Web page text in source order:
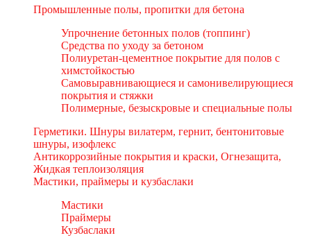
Промышленные полы, пропитки для бетона
Упрочнение бетонных полов (топпинг)
Средства по уходу за бетоном
Полиуретан-цементное покрытие для полов с
химстойкостью
Самовыравнивающиеся и самонивелирующиеся
покрытия и стяжки
Полимерные, безыскровые и специальные полы
Герметики. Шнуры вилатерм, гернит, бентонитовые
шнуры, изофлекс
Антикоррозийные покрытия и краски, Огнезащита,
Жидкая теплоизоляция
Мастики, праймеры и кузбаслаки
Мастики
Праймеры
Кузбаслаки